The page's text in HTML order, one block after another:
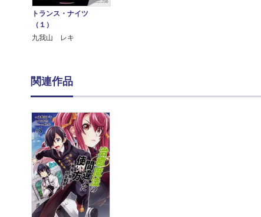
トランス・ナイツ
（１）
九我山 レキ
関連作品